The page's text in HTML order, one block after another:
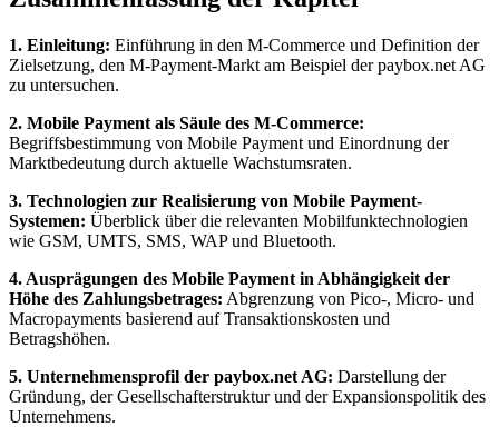
1. Einleitung: Einführung in den M-Commerce und Definition der
Zielsetzung, den M-Payment-Markt am Beispiel der paybox.net AG
zu untersuchen.
2. Mobile Payment als Säule des M-Commerce:
Begriffsbestimmung von Mobile Payment und Einordnung der
Marktbedeutung durch aktuelle Wachstumsraten.
3. Technologien zur Realisierung von Mobile Payment-
Systemen: Überblick über die relevanten Mobilfunktechnologien
wie GSM, UMTS, SMS, WAP und Bluetooth.
4. Ausprägungen des Mobile Payment in Abhängigkeit der
Höhe des Zahlungsbetrages: Abgrenzung von Pico-, Micro- und
Macropayments basierend auf Transaktionskosten und
Betragshöhen.
5. Unternehmensprofil der paybox.net AG: Darstellung der
Gründung, der Gesellschafterstruktur und der Expansionspolitik des
Unternehmens.